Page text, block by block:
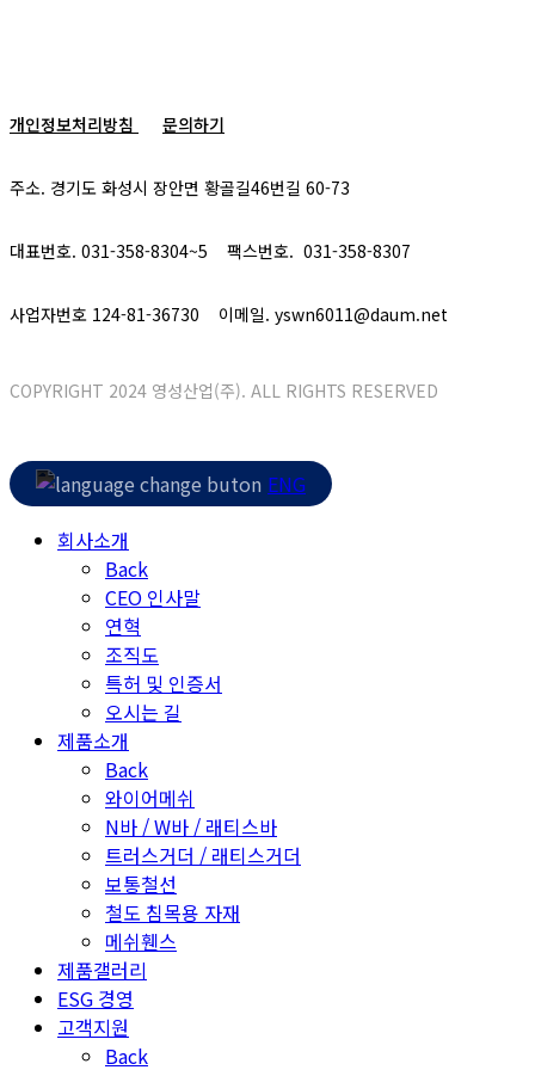
개인정보처리방침 문의하기
주소. 경기도 화성시 장안면 황골길46번길 60-73
대표번호. 031-358-8304~5 팩스번호. 031-358-8307
사업자번호 124-81-36730 이메일. yswn6011@daum.net
COPYRIGHT 2024 영성산업(주). ALL RIGHTS RESERVED
Close
Menu
ENG
회사소개
Back
CEO 인사말
연혁
조직도
특허 및 인증서
오시는 길
제품소개
Back
와이어메쉬
N바 / W바 / 래티스바
트러스거더 / 래티스거더
보통철선
철도 침목용 자재
메쉬휀스
제품갤러리
ESG 경영
고객지원
Back